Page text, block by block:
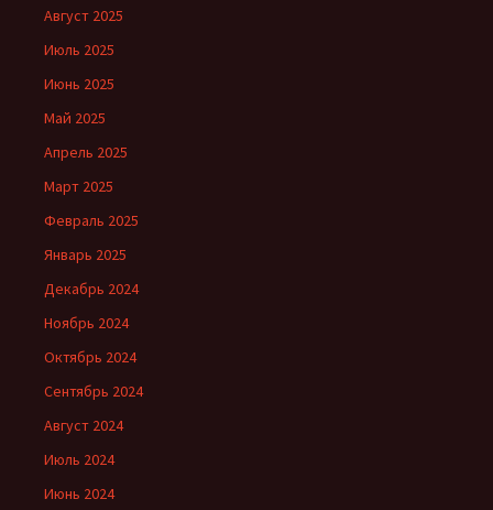
Август 2025
Июль 2025
Июнь 2025
Май 2025
Апрель 2025
Март 2025
Февраль 2025
Январь 2025
Декабрь 2024
Ноябрь 2024
Октябрь 2024
Сентябрь 2024
Август 2024
Июль 2024
Июнь 2024